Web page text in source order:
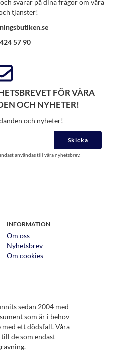
svarar på dina frågor om våra
tjänster!
57 90
FÖR VÅRA
OCH NYHETER!
och nyheter!
Skicka
användas till våra nyhetsbrev.
INFORMATION
Om oss
Nyhetsbrev
Om cookies
sedan 2004 med
som är i behov
ett dödsfall. Våra
de som endast